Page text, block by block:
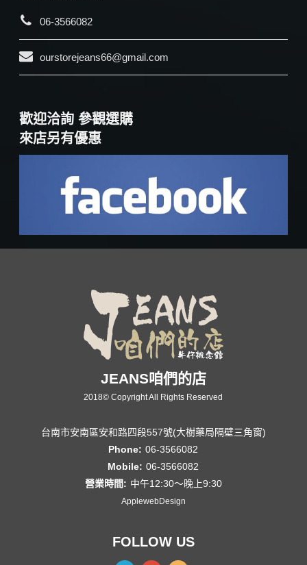
06-3566082
ourstorejeans66@gmail.com
歡迎洽詢 參觀選購
來店另有優惠
JEANS咱們的店
2018© Copyright All Rights Reserved
台南市安南區安和路四段557號(大樹藥局隔壁三角窗)
Phone: 06-3566082
Mobile: 06-3566082
營業時間: 中午12:30～晚上9:30
ApplewebDesign
FOLLOW US